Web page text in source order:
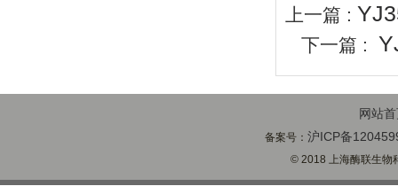
上一篇 :
下一篇 :
网站
备案号：沪ICP备
© 2018 上海酶联生物